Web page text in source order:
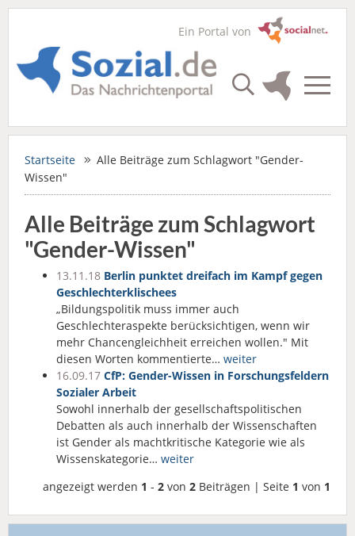
Ein Portal von
Startseite
Alle Beiträge zum Schlagwort "Gender-
Wissen"
Alle Beiträge zum Schlagwort
"Gender-Wissen"
13.11.18 Berlin punktet dreifach im Kampf gegen
Geschlechterklischees
„Bildungspolitik muss immer auch
Geschlechteraspekte berücksichtigen, wenn wir
mehr Chancengleichheit erreichen wollen." Mit
diesen Worten kommentierte… weiter
16.09.17 CfP: Gender-Wissen in Forschungsfeldern
Sozialer Arbeit
Sowohl innerhalb der gesellschaftspolitischen
Debatten als auch innerhalb der Wissenschaften
ist Gender als machtkritische Kategorie wie als
Wissenskategorie… weiter
angezeigt werden 1 - 2 von 2 Beiträgen | Seite 1 von 1